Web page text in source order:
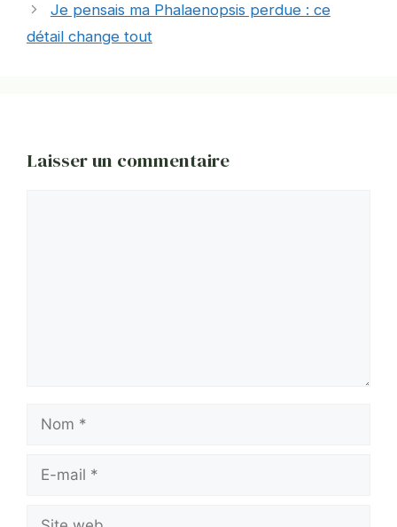
Je pensais ma Phalaenopsis perdue : ce
détail change tout
Laisser un commentaire
Nom
Site